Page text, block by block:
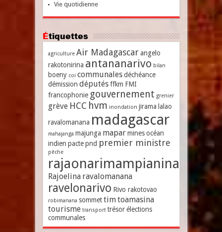
Vie quotidienne
Étiquettes
agriculture Air Madagascar angelo
rakotonirina antananarivo bilan
boeny coi communales déchéance
démission députés ffkm FMI
francophonie gouvernement grenier
grève HCC hvm inondation jirama lalao
ravalomanana madagascar
mahajanga majunga mapar mines océan
indien pacte pnd premier ministre
pêche
rajaonarimampianina
Rajoelina ravalomanana
ravelonarivo Rivo rakotovao
robimanana sommet timtoamasina
tourisme transport trésor élections
communales